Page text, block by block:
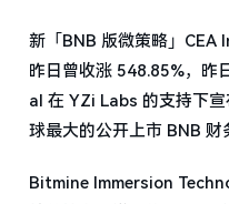
新「BNB 版微策略」CEA
昨日曾收涨 548.85%，
al 在 YZi Labs 的支持下
球最大的公开上市 BNB 财
Bitmine Immersion